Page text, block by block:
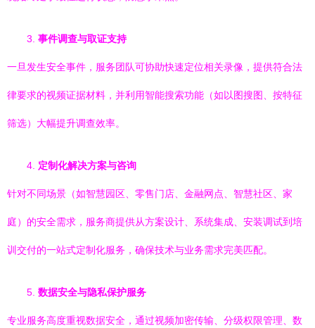
3. 事件调查与取证支持
一旦发生安全事件，服务团队可协助快速定位相关录像，提供符合法
律要求的视频证据材料，并利用智能搜索功能（如以图搜图、按特征
筛选）大幅提升调查效率。
4. 定制化解决方案与咨询
针对不同场景（如智慧园区、零售门店、金融网点、智慧社区、家
庭）的安全需求，服务商提供从方案设计、系统集成、安装调试到培
训交付的一站式定制化服务，确保技术与业务需求完美匹配。
5. 数据安全与隐私保护服务
专业服务高度重视数据安全，通过视频加密传输、分级权限管理、数